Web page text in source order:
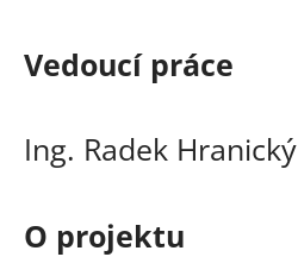
Vedoucí práce
Ing. Radek Hranický
O projektu